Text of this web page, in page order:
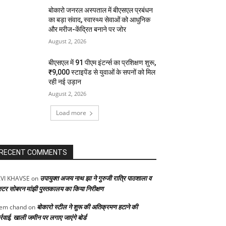
बोकारो जनरल अस्पताल में बीएसएल प्रबंधन
का बड़ा संवाद, स्वास्थ्य सेवाओं को आधुनिक
और मरीज-केंद्रित बनाने पर जोर
August 2, 2026
बीएसएल में 91 पीएम इंटर्न्स का प्रशिक्षण शुरू,
₹9,000 स्टाइपेंड से युवाओं के सपनों को मिल
रही नई उड़ान
August 2, 2026
Load more
COMMENTS
KHAVSE on उपायुक्त अजय नाथ झा ने गुरुजी रात्रि पाठशाला व
सोबरन मांझी पुस्तकालय का किया निरीक्षण
chandon बोकारो स्टील ने शुरू की अतिक्रमण हटाने की
खाली जमीन पर लगाए जाएंगे बोर्ड